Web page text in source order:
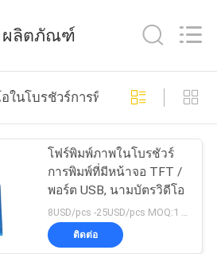
Video
106
ผลิตภัณฑ์
ในโบรชัวร์การพิมพ์
โฟร์พิมพ์ภาพในโบรชัวร์
การพิมพ์ที่มีหน้าจอ TFT /
พอร์ต USB, นามบัตรวิดีโอ
8USD/pcs -25USD/pcs MOQ:1 ชิ้น
ติดต่อ